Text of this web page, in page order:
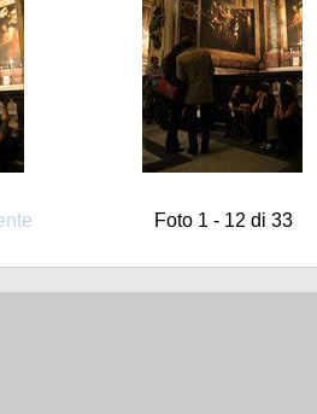
Foto 1 - 12 di 33